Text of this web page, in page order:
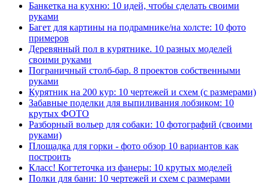
Банкетка на кухню: 10 идей, чтобы сделать своими
руками
Багет для картины на подрамнике/на холсте: 10 фото
примеров
Деревянный пол в курятнике. 10 разных моделей
своими руками
Пограничный столб-бар. 8 проектов собственными
руками
Курятник на 200 кур: 10 чертежей и схем (с размерами)
Забавные поделки для выпиливания лобзиком: 10
крутых ФОТО
Разборный вольер для собаки: 10 фотографий (своими
руками)
Площадка для горки - фото обзор 10 вариантов как
построить
Класс! Когтеточка из фанеры: 10 крутых моделей
Полки для бани: 10 чертежей и схем с размерами